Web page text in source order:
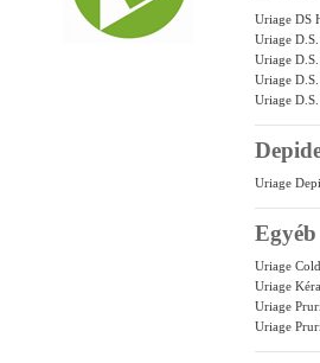
Uriage DS
Uriage
Uriage
Uriage
Uriage
Uriage
Uriage
Uriage
Uriage
Uriage